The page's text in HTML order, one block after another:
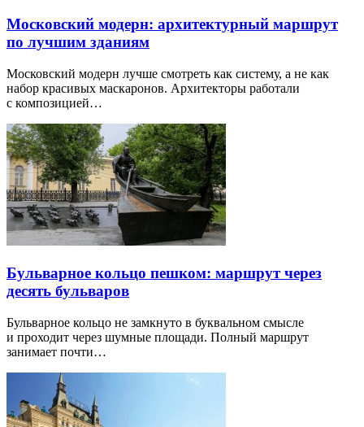
Московский модерн: архитектурный маршрут
по лучшим зданиям
Московский модерн лучше смотреть как систему, а не как
набор красивых маскаронов. Архитекторы работали
с композицией…
Бульварное кольцо пешком: маршрут через
десять бульваров
Бульварное кольцо не замкнуто в буквальном смысле
и проходит через шумные площади. Полный маршрут
занимает почти…